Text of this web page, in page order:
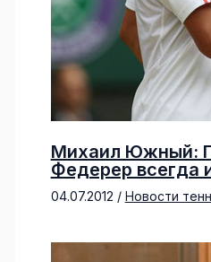
Михаил Южный:
Федерер всегда
04.07.2012 / Новости